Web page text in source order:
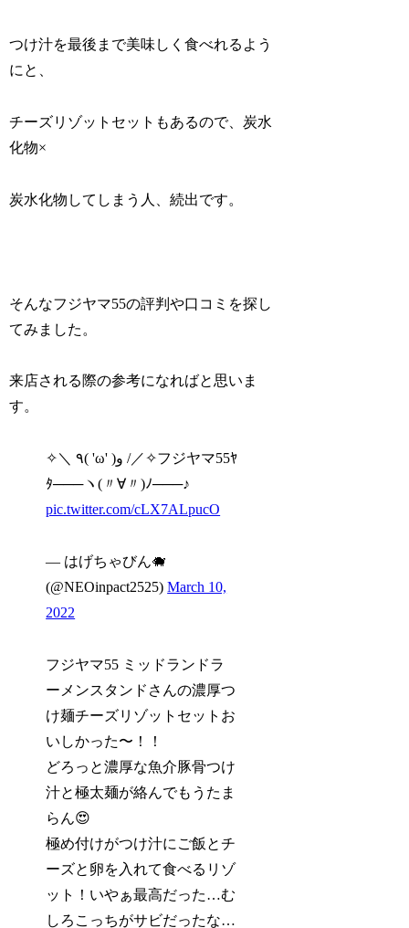
つけ汁を最後まで美味しく食べれるよう
にと、
チーズリゾットセットもあるので、炭水
化物×
炭水化物してしまう人、続出です。
そんなフジヤマ55の評判や口コミを探し
てみました。
来店される際の参考になればと思いま
す。
✧＼ ٩( 'ω' )و /／✧フジヤマ55ﾔ
ﾀ───ヽ(〃∀〃)ﾉ───♪
pic.twitter.com/cLX7ALpucO
— はげちゃびん🐗
(@NEOinpact2525)March 10,
2022
フジヤマ55 ミッドランドラ
ーメンスタンドさんの濃厚つ
け麺チーズリゾットセットお
いしかった〜！！
どろっと濃厚な魚介豚骨つけ
汁と極太麺が絡んでもうたま
らん😍
極め付けがつけ汁にご飯とチ
ーズと卵を入れて食べるリゾ
ット！いやぁ最高だった…む
しろこっちがサビだったな…